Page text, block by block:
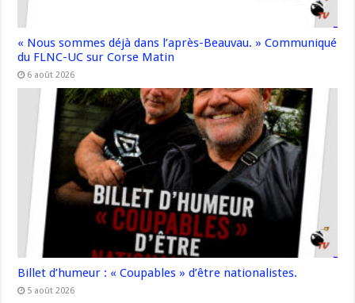
« Nous sommes déjà dans l’après-Beauvau. » Communiqué
du FLNC-UC sur Corse Matin
6 août 2026
Billet d’humeur : « Coupables » d’être nationalistes.
5 août 2026